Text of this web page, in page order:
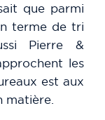
que parmi
terme de tri
Pierre &
les
est aux
matière.